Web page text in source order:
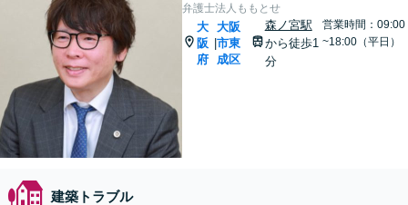
弁護士法人ももとせ
大
阪
府
大阪
市東
成区
森ノ宮駅
から徒歩1
分
営業時間：09:00
~18:00（平日）
建築トラブル